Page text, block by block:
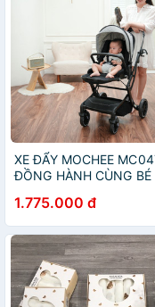
XE ĐẨY MOCHEE
ĐỒNG HÀNH CÙNG BÉ
1.775.000 đ